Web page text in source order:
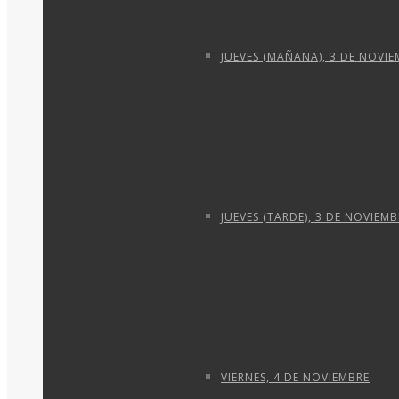
JUEVES (MAÑANA), 3 DE
JUEVES (TARDE), 3 DE
VIERNES, 4 DE NOVIEMBRE